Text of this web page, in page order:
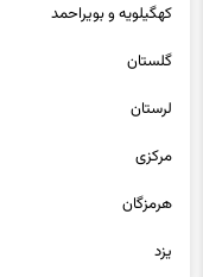
کهگیلویه و بویراحمد
گلستان
لرستان
مرکزی
هرمزگان
یزد